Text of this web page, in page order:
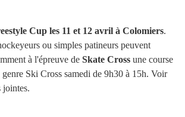
Cup les 11 et 12 avril à Colomiers.
ou simples patineurs peuvent
à l'épreuve de Skate Cross une course
genre Ski Cross samedi de 9h30 à 15h. Voir
jointes.